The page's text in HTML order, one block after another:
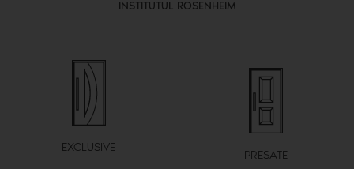
INSTITUTUL ROSENHEIM
EXCLUSIVE
PRESATE